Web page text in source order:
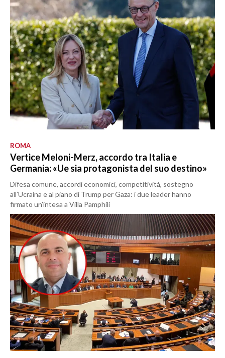
ROMA
Vertice Meloni-Merz, accordo tra Italia e
Germania: «Ue sia protagonista del suo destino»
Difesa comune, accordi economici, competitività, sostegno
all’Ucraina e al piano di Trump per Gaza: i due leader hanno
firmato un’intesa a Villa Pamphili